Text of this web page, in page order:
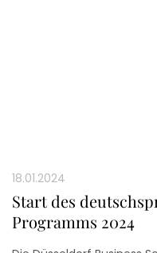
18.01.2024
Start des
Programms 2024